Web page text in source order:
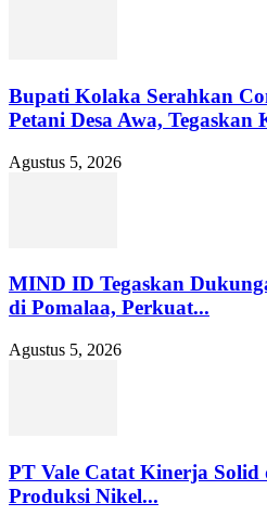
Bupati Kolaka Serahkan
Petani Desa Awa, Tegaskan
Agustus 5, 2026
MIND ID Tegaskan
di Pomalaa, Perkuat...
Agustus 5, 2026
PT Vale Catat Kinerja
Produksi Nikel...